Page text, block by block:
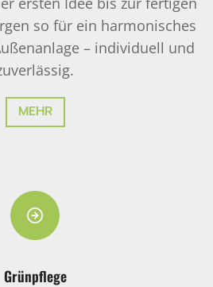
so für ein harmonisches
– individuell und
MEHR
Grünpflege